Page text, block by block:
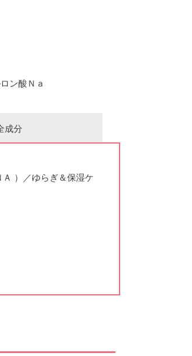
ン酸Ｎａ
成分
）／ゆらぎ＆保湿ケ